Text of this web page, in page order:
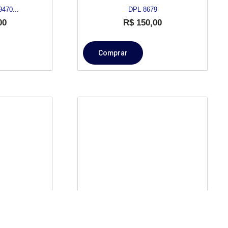
DPL 8679
R$150,00
Comprar